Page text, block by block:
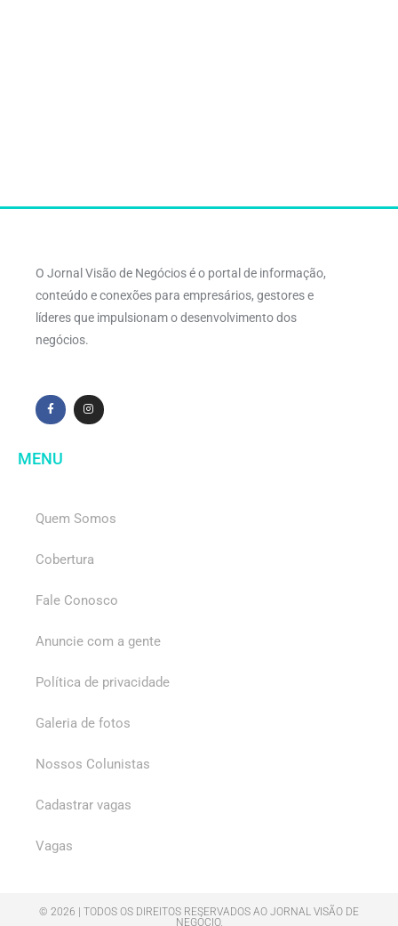
O Jornal Visão de Negócios é o portal de informação,
conteúdo e conexões para empresários, gestores e
líderes que impulsionam o desenvolvimento dos
negócios.
MENU
Quem Somos
Cobertura
Fale Conosco
Anuncie com a gente
Política de privacidade
Galeria de fotos
Nossos Colunistas
Cadastrar vagas
Vagas
© 2026 | TODOS OS DIREITOS RESERVADOS AO JORNAL VISÃO DE
NEGÓCIO.